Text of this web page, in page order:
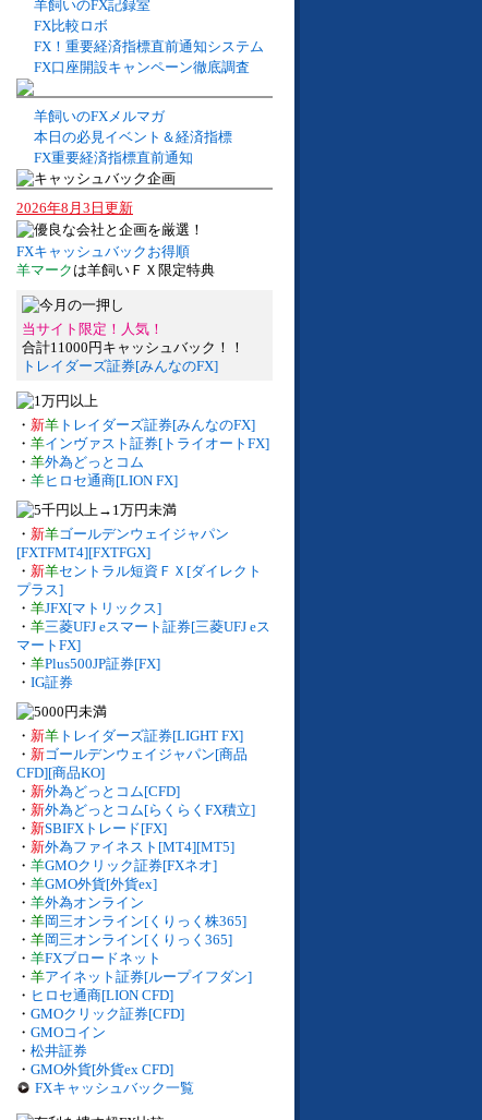
羊飼いのFX記録室
FX比較ロボ
FX！重要経済指標直前通知システム
FX口座開設キャンペーン徹底調査
羊飼いのFXメルマガ
本日の必見イベント＆経済指標
FX重要経済指標直前通知
2026年8月3日更新
FXキャッシュバックお得順
羊マーク は羊飼いＦＸ限定特典
当サイト限定！人気！
合計11000円キャッシュバック！！
トレイダーズ証券[みんなのFX]
・ 新羊 トレイダーズ証券[みんなのFX]
・ 羊インヴァスト証券[トライオートFX]
・ 羊外為どっとコム
・ 羊ヒロセ通商[LION FX]
・ 新羊ゴールデンウェイジャパン
[FXTFMT4][FXTFGX]
・ 新羊セントラル短資ＦＸ[ダイレクト
プラス]
・ 羊JFX[マトリックス]
・ 羊三菱UFJ eスマート証券[三菱UFJ eス
マートFX]
・ 羊Plus500JP証券[FX]
・ IG証券
・ 新羊 トレイダーズ証券[LIGHT FX]
・ 新ゴールデンウェイジャパン[商品
CFD][商品KO]
・ 新外為どっとコム[CFD]
・ 新外為どっとコム[らくらくFX積立]
・ 新SBIFXトレード[FX]
・ 新外為ファイネスト[MT4][MT5]
・ 羊GMOクリック証券[FXネオ]
・ 羊GMO外貨[外貨ex]
・ 羊外為オンライン
・ 羊岡三オンライン[くりっく株365]
・ 羊岡三オンライン[くりっく365]
・ 羊FXブロードネット
・ 羊アイネット証券[ループイフダン]
・ ヒロセ通商[LION CFD]
・ GMOクリック証券[CFD]
・ GMOコイン
・ 松井証券
・ GMO外貨[外貨ex CFD]
FXキャッシュバック一覧